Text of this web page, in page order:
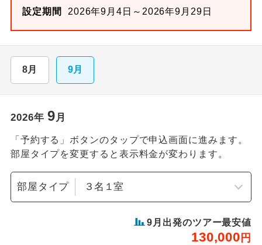
設定期間
2026年9月4日～2026年9月29日
8月 9月
2026年 9月
「予約する」ボタンのタップで申込画面に進みます。
部屋タイプを変更すると表示料金が変わります。
部屋タイプ
9 月出発のツアー最安値
130,000 円